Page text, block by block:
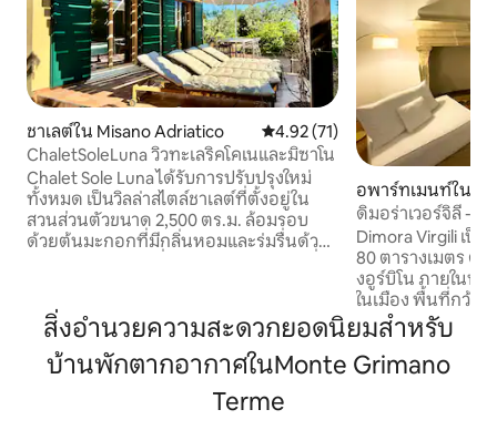
ชาเลต์ใน Misano Adriatico คะแนนเฉลี่ย 4.92 จาก 5, 71 รีวิว
4.92 (71)
ChaletSoleLuna วิวทะเลริคโคเนและมิซาโน
Chalet Sole Luna ได้รับการปรับปรุงใหม่
ทั้งหมด เป็นวิลล่าสไตล์ชาเลต์ที่ตั้งอยู่ใน
สวนส่วนตัวขนาด 2,500 ตร.ม. ล้อมรอบ
ด้วยต้นมะกอกที่มีกลิ่นหอมและร่มรื่นด้วย
ที่สุด ความเป็นส่วนตัวเต็มรูปแบบ
พระอาทิตย์ตกที่น่าทึ่ง และท้องฟ้าที่เต็มไป
ด้วยดวงดาวจะทำให้การพักผ่อนของคุณ
เต็มไปด้วยความสุขอย่างแท้จริง เหมาะ
สำหรับครอบครัวและกลุ่มเพื่อน ที่พักสุด
เอ็กซ์คลูซีฟที่อยู่ห่างจากมิซาโนเวิลด์เซ
อพาร์ทเมนท์ใน อูร์
ดิมอร่าเวอร์จิลี - อู
Dimora Virgili เป็
80 ตารางเมตร ตั้ง
งอูร์บิโน ภายในหนึ่
ในเมือง พื้นที่กว้าง
ความสะดวกครบค
เข้าพักที่สะดวกส
แห่งนี้ตั้งอยู่ในบริ
สิ่งอำนวยความสะดวกยอดนิยมสำหรับ
บ้านพักตากอากาศในMonte Grimano
Terme